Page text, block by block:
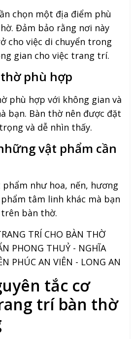
chọn một địa điểm phù
Đảm bảo rằng nơi này
cho việc di chuyển trong
gian cho việc trang trí.
phù hợp
phù hợp với không gian và
bạn. Bàn thờ nên được đặt
và dễ nhìn thấy.
vật phẩm cần
như hoa, nến, hương
tâm linh khác mà bạn
bàn thờ.
tắc cơ
trí bàn thờ